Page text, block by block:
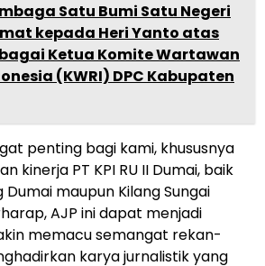
Satu Bumi Satu Negeri
kepada Heri Yanto atas
Ketua Komite Wartawan
(KWRI) DPC Kabupaten
penting bagi kami, khususnya
kinerja PT KPI RU II Dumai, baik
maupun Kilang Sungai
AJP ini dapat menjadi
memacu semangat rekan-
karya jurnalistik yang